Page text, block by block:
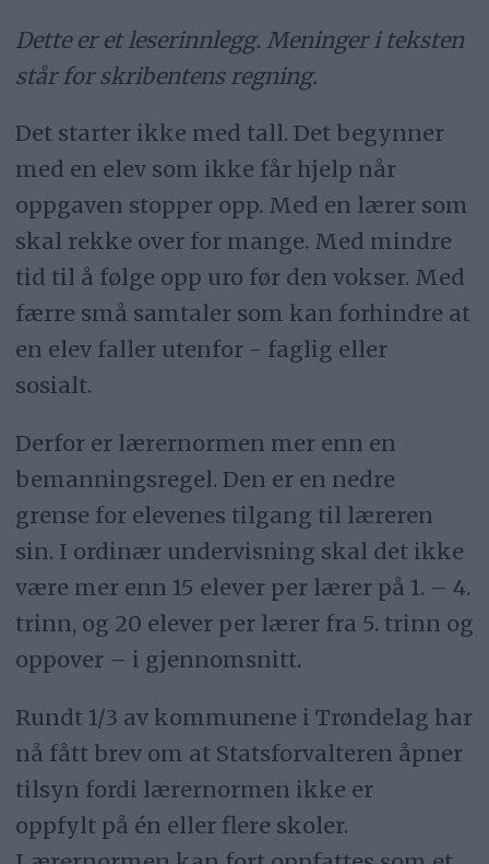
Dette er et leserinnlegg. Meninger i teksten
står for skribentens regning.
Det starter ikke med tall. Det begynner
med en elev som ikke får hjelp når
oppgaven stopper opp. Med en lærer som
skal rekke over for mange. Med mindre
tid til å følge opp uro før den vokser. Med
færre små samtaler som kan forhindre at
en elev faller utenfor - faglig eller
sosialt.
Derfor er lærernormen mer enn en
bemanningsregel. Den er en nedre
grense for elevenes tilgang til læreren
sin. I ordinær undervisning skal det ikke
være mer enn 15 elever per lærer på 1. – 4.
trinn, og 20 elever per lærer fra 5. trinn og
oppover – i gjennomsnitt.
Rundt 1/3 av kommunene i Trøndelag har
nå fått brev om at Statsforvalteren åpner
tilsyn fordi lærernormen ikke er
oppfylt på én eller flere skoler.